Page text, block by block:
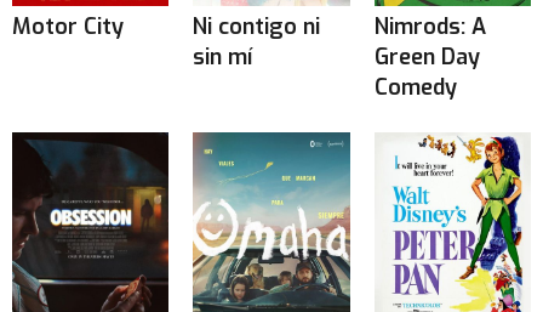
Motor City
Ni contigo ni
sin mí
Nimrods: A
Green Day
Comedy